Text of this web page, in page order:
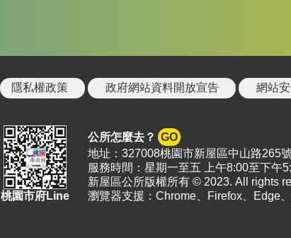
隱私權政策 政府網站資料開放宣告 網站
桃園市府Line
公所怎麼去？ GO
地址：327008桃園市新屋區中山路265
服務時間：星期一至五 上午8:00至下午
新屋區公所版權所有 © 2023. All rights
瀏覽器支援：Chrome、Firefox、Edge